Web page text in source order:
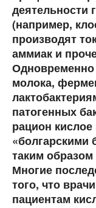
деятельности
(например,
производят
аммиак и
Одновременно
молока,
патогенных
рацион
«болгарскими
таким
Многие
того, что
пациентам